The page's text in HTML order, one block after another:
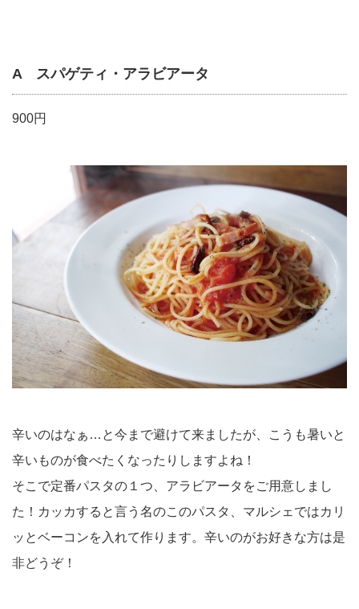
A スパゲティ・アラビアータ
900円
辛いのはなぁ…と今まで避けて来ましたが、こうも暑いと
辛いものが食べたくなったりしますよね！
そこで定番パスタの１つ、アラビアータをご用意しまし
た！カッカすると言う名のこのパスタ、マルシェではカリ
ッとベーコンを入れて作ります。辛いのがお好きな方は是
非どうぞ！